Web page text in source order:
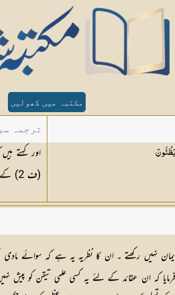
مکتبہ میں کھولیں
يَظُنُّونَ
ترجمہ
الدین
اور کہتے
(ف 2) کے اور کوئی نہیں مارتا اور ان کو اس کی بھی کچھ خبر نہیں نری اٹکلیں دوڑاتے ہیں۔
نہیں رکھتے ۔ ان کا نظریہ یہ ہے کہ سوائے
کہ ان عقائد کے لئے یہ کسی علمی تیقن کو